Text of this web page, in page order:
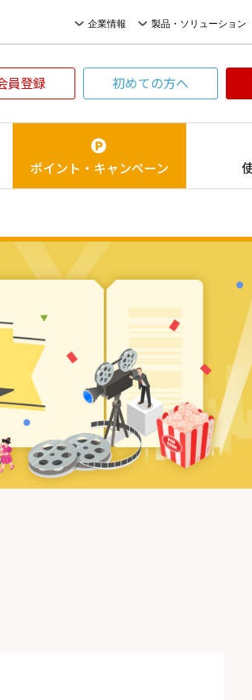
企業情報 製品・ソリューション
員登録 初めての方へ
ポイント・ キャンペーン